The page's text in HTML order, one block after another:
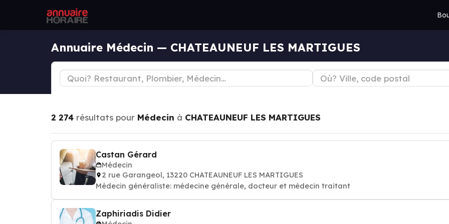
Annuaire Médecin — CHATEAUNEUF LES MARTIGUES
2 274 résultats pour Médecin à CHATEAUNEUF LES MARTIGUES
Castan Gérard
Médecin
2 rue Garangeol, 13220 CHATEAUNEUF LES MARTIGUES
Médecin généraliste: médecine générale, docteur et médecin traitant
Zaphiriadis Didier